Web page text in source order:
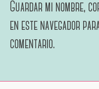
Guardar mi nombre,
en este navegador
comentario.